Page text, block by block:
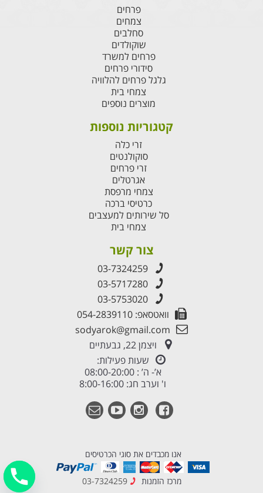
פרחים
צמחים
סחלבים
שוקולדים
פרחים למשרד
סידורי פרחים
גלגל פרחים להלוויה
צמחי בית
מוצרים נוספים
קטגוריות נוספות
זרי כלה
סוקולנטים
זרי פרחים
אגרטלים
צמחי מרפסת
כרטיסי ברכה
סל שירותים למעצבים
צמחי בית
צור קשר
03-7324259
03-5717280
03-5753020
וואטסאפ: 054-2839110
sodyarok@gmail.com
ויצמן 22, גבעתיים
שעות פעילות:
א’- ה’ : 08:00-20:00
ו' וערב חג: 8:00-16:00
אנו מכבדים את סוגי הכרטיסים
מרכז הזמנות 03-7324259